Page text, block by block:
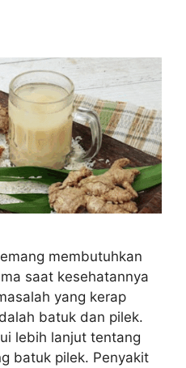
membutuhkan
saat kesehatannya
yang kerap
batuk dan pilek.
lebih lanjut tentang
batuk pilek. Penyakit